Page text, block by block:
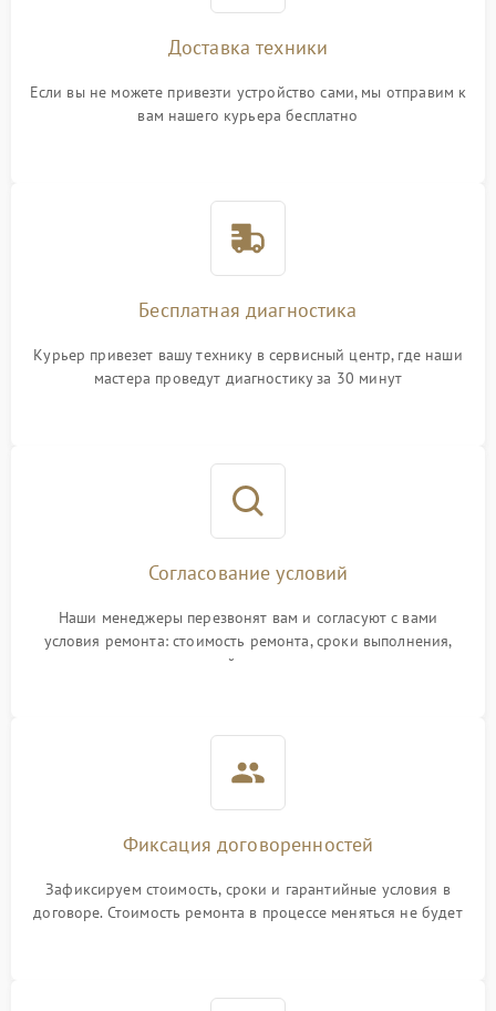
Доставка техники
Если вы не можете привезти устройство сами, мы отправим к
вам нашего курьера бесплатно
Бесплатная диагностика
Курьер привезет вашу технику в сервисный центр, где наши
мастера проведут диагностику за 30 минут
Согласование условий
Наши менеджеры перезвонят вам и согласуют с вами
условия ремонта: стоимость ремонта, сроки выполнения,
гарантийные условия
Фиксация договоренностей
Зафиксируем стоимость, сроки и гарантийные условия в
договоре. Стоимость ремонта в процессе меняться не будет